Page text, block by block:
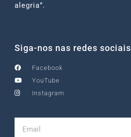
alegria”.
Siga-nos nas redes sociais
Facebook
YouTube
Instagram